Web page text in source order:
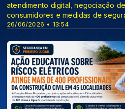
26/06/2026 • 13:54
atendimento digital, negociação
consumidores e medidas de